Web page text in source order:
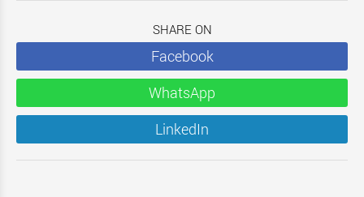
SHARE ON
Facebook
WhatsApp
LinkedIn